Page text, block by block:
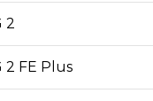
2
2 FE Plus